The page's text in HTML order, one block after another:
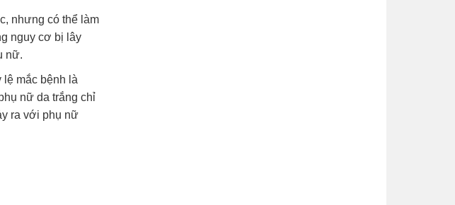
nhưng có thể làm
nguy cơ bị lây
nữ.
mắc bệnh là
nữ da trắng chỉ
ra với phụ nữ